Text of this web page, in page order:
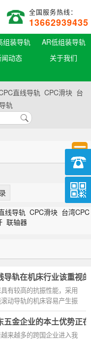
全国服务热线：
13662939435
组装导轨
AR低组装导轨
动态
关于我们
直线导轨 CPC滑块 台
轨
线导轨 CPC滑块 台湾CPC
联轴器
导轨在机床行业该重视
有较高的抗振性能，采用
动导轨的机床容易产生振
动零部件的高速进退，会
床身受到巨大的冲击，滚
导轨副阻尼较低，抗...
CPC直线导轨滑块
五金企业的本土优势正
来越多的跨国企业进入我